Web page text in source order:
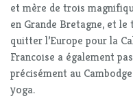
et mère de trois
en Grande Bretagne, et
quitter l’Europe pour la
Francoise a également
précisément au
yoga.